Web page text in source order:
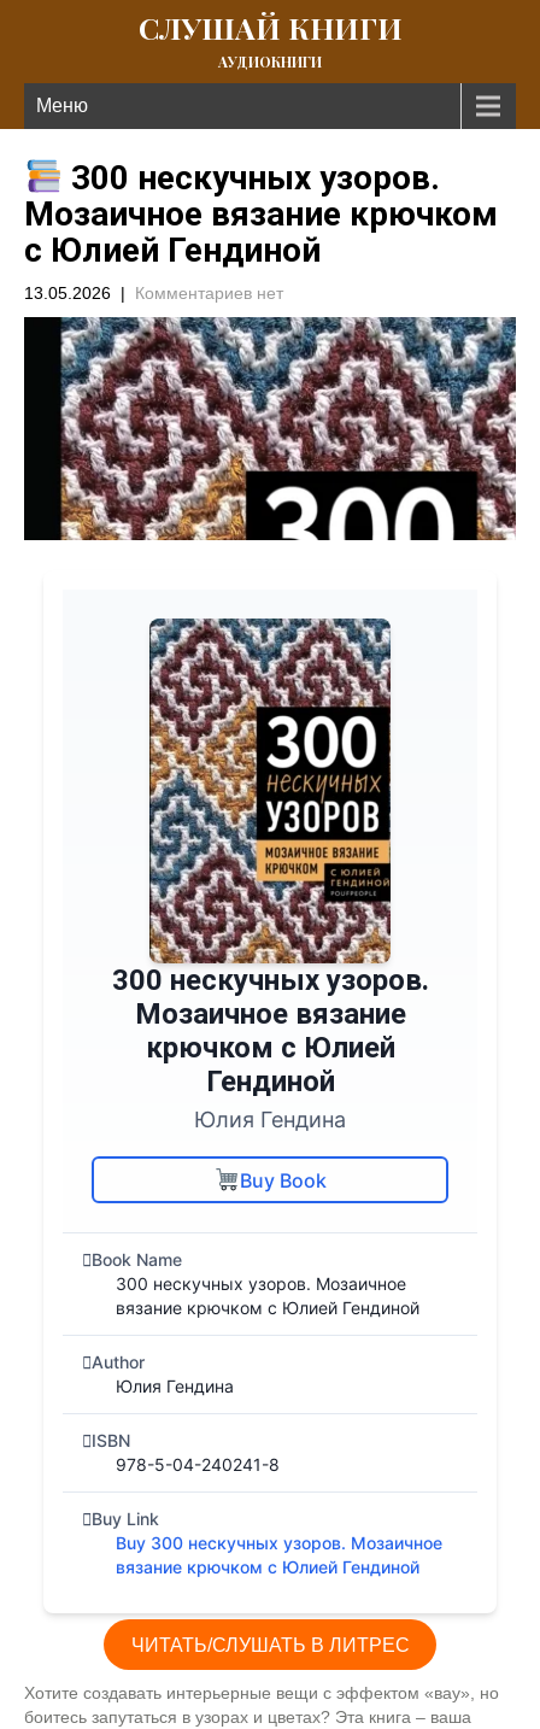
СЛУШАЙ КНИГИ
АУДИОКНИГИ
Меню
300 нескучных узоров.
Мозаичное вязание крючком
с Юлией Гендиной
13.05.2026 | Комментариев нет
300 нескучных узоров.
Мозаичное вязание
крючком с Юлией
Гендиной
Юлия Гендина
Buy Book
Book Name
300 нескучных узоров. Мозаичное
вязание крючком с Юлией Гендиной
Author
Юлия Гендина
ISBN
978-5-04-240241-8
Buy Link
Buy 300 нескучных узоров. Мозаичное
вязание крючком с Юлией Гендиной
ЧИТАТЬ/СЛУШАТЬ В ЛИТРЕС
Хотите создавать интерьерные вещи с эффектом «вау», но
боитесь запутаться в узорах и цветах? Эта книга – ваша